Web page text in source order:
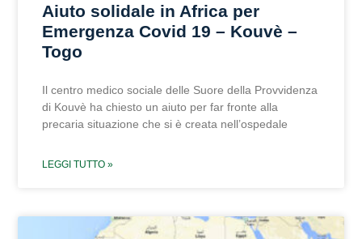
Aiuto solidale in Africa per
Emergenza Covid 19 – Kouvè –
Togo
Il centro medico sociale delle Suore della Provvidenza
di Kouvè ha chiesto un aiuto per far fronte alla
precaria situazione che si è creata nell’ospedale
LEGGI TUTTO »